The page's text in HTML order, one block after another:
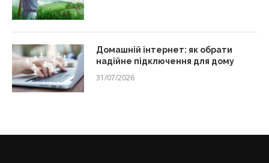
Домашній інтернет: як обрати
надійне підключення для дому
31/07/2026